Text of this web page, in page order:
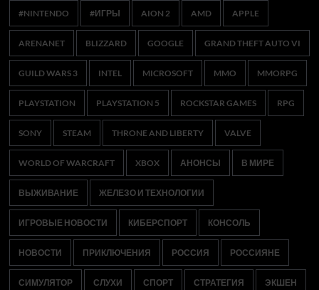
#NINTENDO #ИГРЫ AION 2 AMD APPLE
ARENANET BLIZZARD GOOGLE GRAND THEFT AUTO VI
GUILD WARS 3 INTEL MICROSOFT MMO MMORPG
PLAYSTATION PLAYSTATION 5 ROCKSTAR GAMES RPG
SONY STEAM THRONE AND LIBERTY VALVE
WORLD OF WARCRAFT XBOX АНОНСЫ В МИРЕ
ВЫЖИВАНИЕ ЖЕЛЕЗО И ТЕХНОЛОГИИ
ИГРОВЫЕ НОВОСТИ КИБЕРСПОРТ КОНСОЛЬ
НОВОСТИ ПРИКЛЮЧЕНИЯ РОССИЯ РОССИЯНЕ
СИМУЛЯТОР СЛУХИ СПОРТ СТРАТЕГИЯ ЭКШЕН